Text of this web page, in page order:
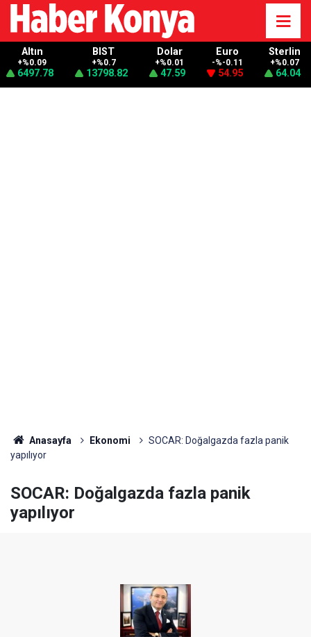
Altın
+%0.09
6497.78
BIST
+%0.7
13798.82
Dolar
+%0.01
47.59
Euro
-%-0.11
54.95
Sterlin
+%0.07
64.04
Anasayfa Ekonomi
SOCAR: Doğalgazda fazla panik
yapılıyor
SOCAR: Doğalgazda fazla panik
yapılıyor